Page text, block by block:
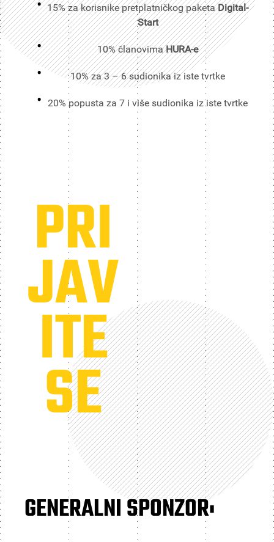
15% za korisnike pretplatničkog paketaDigital-
Start
10% članovimaHURA-e
10% za 3 – 6 sudionika iz iste tvrtke
20% popusta za 7 i više sudionika iz iste tvrtke
PRI
JAV
ITE
SE
GENERALNI SPONZOR: